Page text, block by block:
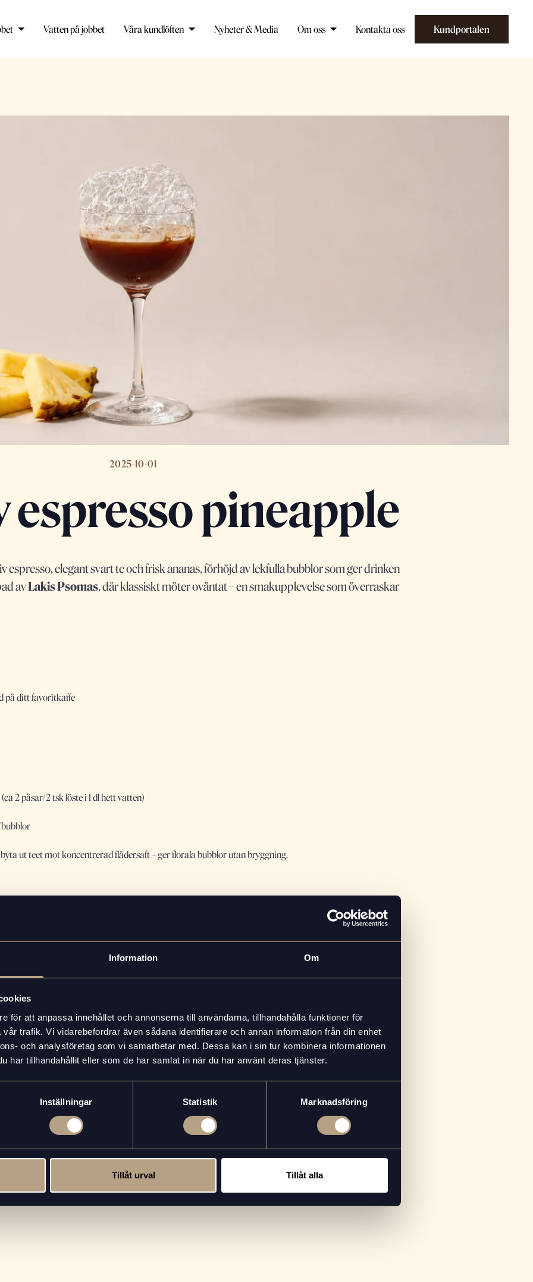
Information Om
för att anpassa innehållet och annonserna till användarna, tillhandahålla funktioner för
trafik. Vi vidarebefordrar även sådana identifierare och annan information från din enhet
och analysföretag som vi samarbetar med. Dessa kan i sin tur kombinera informationen
har tillhandahållit eller som de har samlat in när du har använt deras tjänster.
Inställningar Statistik Marknadsföring
Tillåt urval Tillåt alla
Vatten på jobbet Våra kundlöften Nyheter & Media Om oss Kontakta oss Kundportalen
2025-10-01
espresso pineapple
espresso, elegant svart te och frisk ananas, förhöjd av lekfulla bubblor som ger drinken
avLakis Psomas, där klassiskt möter oväntat – en smakupplevelse som överraskar
på ditt favoritkaffe
2 påsar/2 tsk löste i 1 dl hett vatten)
ut teet mot koncentrerad flädersaft – ger florala bubblor utan bryggning.
i en kolsyresifon. Lägg i några isbitar och ladda med en kolsyrepatron.
Blanda lika delar kallt te och äggvita (t.ex. 50/50). Använd en liten luftpump för att forma upp ett lätt,